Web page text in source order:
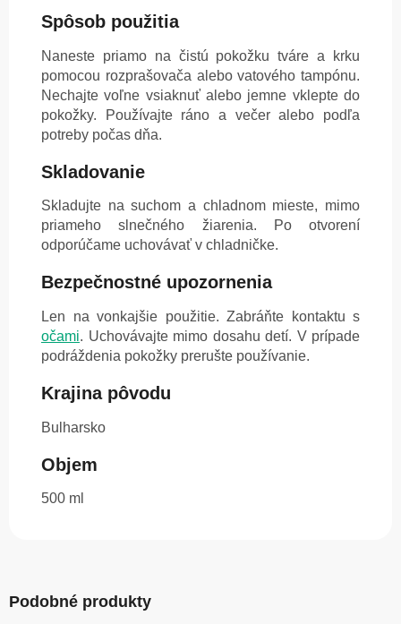
Spôsob použitia
Naneste priamo na čistú pokožku tváre a krku
pomocou rozprašovača alebo vatového tampónu.
Nechajte voľne vsiaknuť alebo jemne vklepte do
pokožky. Používajte ráno a večer alebo podľa
potreby počas dňa.
Skladovanie
Skladujte na suchom a chladnom mieste, mimo
priameho slnečného žiarenia. Po otvorení
odporúčame uchovávať v chladničke.
Bezpečnostné upozornenia
Len na vonkajšie použitie. Zabráňte kontaktu s
očami. Uchovávajte mimo dosahu detí. V prípade
podráždenia pokožky prerušte používanie.
Krajina pôvodu
Bulharsko
Objem
500 ml
Podobné produkty